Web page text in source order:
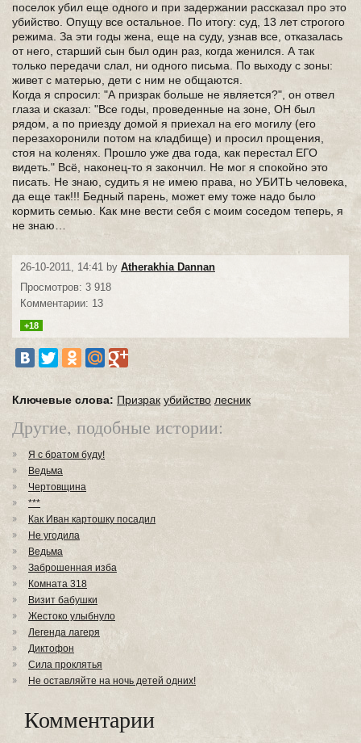
поселок убил еще одного и при задержании рассказал про это
убийство. Опущу все остальное. По итогу: суд, 13 лет строгого
режима. За эти годы жена, еще на суду, узнав все, отказалась
от него, старший сын был один раз, когда женился. А так
только передачи слал, ни одного письма. По выходу с зоны:
живет с матерью, дети с ним не общаются.
Когда я спросил: "А призрак больше не является?", он отвел
глаза и сказал: "Все годы, проведенные на зоне, ОН был
рядом, а по приезду домой я приехал на его могилу (его
перезахоронили потом на кладбище) и просил прощения,
стоя на коленях. Прошло уже два года, как перестал ЕГО
видеть." Всё, наконец-то я закончил. Не мог я спокойно это
писать. Не знаю, судить я не имею права, но УБИТЬ человека,
да еще так!!! Бедный парень, может ему тоже надо было
кормить семью. Как мне вести себя с моим соседом теперь, я
не знаю…
26-10-2011, 14:41 by Atherakhia Dannan
Просмотров: 3 918
Комментарии: 13
+18
Ключевые слова: Призрак убийство лесник
Другие, подобные истории:
Я с братом буду!
Ведьма
Чертовщина
***
Как Иван картошку посадил
Не угодила
Ведьма
Заброшенная изба
Комната 318
Визит бабушки
Жестоко улыбнуло
Легенда лагеря
Диктофон
Сила проклятья
Не оставляйте на ночь детей одних!
Комментарии